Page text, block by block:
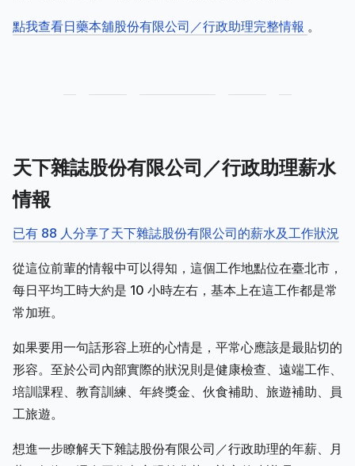
點我查看日藥本舖股份有限公司／行政助理完整情報 。
天下雜誌股份有限公司／行政助理薪水
情報
已有 88 人分享了天下雜誌股份有限公司的薪水及工作狀況
從這位前輩的情報中可以得知，這個工作地點位在臺北市，
每日平均工時大約是 10 小時左右，基本上在這工作都是常
常加班。
如果要用一句話形容上班的心情是，平常心應該是最貼切的
形容。至於公司內部實際的狀況則是健康檢查、遠端工作、
培訓課程、教育訓練、年終獎金、伙食補助、旅遊補助、員
工旅遊。
想進一步瞭解天下雜誌股份有限公司／行政助理的年薪、月